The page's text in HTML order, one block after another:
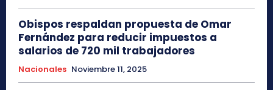
Obispos respaldan propuesta de Omar
Fernández para reducir impuestos a
salarios de 720 mil trabajadores
Nacionales Noviembre 11, 2025